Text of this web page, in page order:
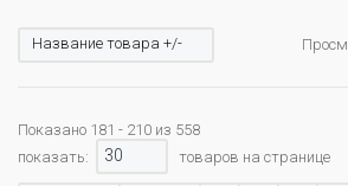
Название товара +/-
Показано 181 - 210 из 558
показать:
30 товаров на странице